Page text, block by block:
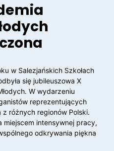
w Salezjańskich Szkołach
się jubileuszowa X
W wydarzeniu
reprezentujących
z różnych regionów Polski.
miejscem intensywnej pracy,
odkrywania piękna